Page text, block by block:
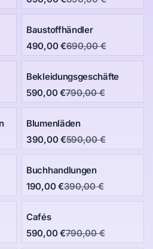
Baustoffhändler
490,00 €690,00 €
Bekleidungsgeschäfte
590,00 €790,00 €
Blumenläden
390,00 €590,00 €
Buchhandlungen
190,00 €390,00 €
Cafés
590,00 €790,00 €